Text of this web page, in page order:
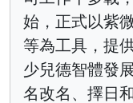
始，正式以紫
等為工具，提
少兒德智體發
名改名、擇日